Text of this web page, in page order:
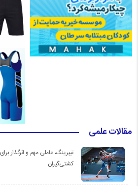
مقالات علمی
تیپرینگ، عاملی مهم و اثرگذار
کشتی‌گیران